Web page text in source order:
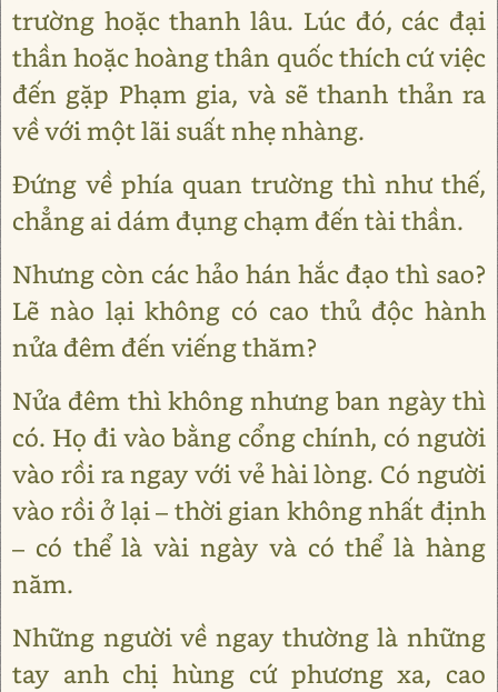
trường hoặc thanh lâu. Lúc đó, các đại
thần hoặc hoàng thân quốc thích cứ việc
đến gặp Phạm gia, và sẽ thanh thản ra
về với một lãi suất nhẹ nhàng.
Đứng về phía quan trường thì như thế,
chẳng ai dám đụng chạm đến tài thần.
Nhưng còn các hảo hán hắc đạo thì sao?
Lẽ nào lại không có cao thủ độc hành
nửa đêm đến viếng thăm?
Nửa đêm thì không nhưng ban ngày thì
có. Họ đi vào bằng cổng chính, có người
vào rồi ra ngay với vẻ hài lòng. Có người
vào rồi ở lại – thời gian không nhất định
– có thể là vài ngày và có thể là hàng
năm.
Những người về ngay thường là những
tay anh chị hùng cứ phương xa, cao